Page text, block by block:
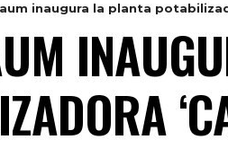
inaugura la planta